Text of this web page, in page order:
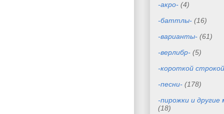
-акро- (4)
-баттлы- (16)
-варианты- (61)
-верлибр- (5)
-короткой
-песни- (178)
-пирожки и
(18)